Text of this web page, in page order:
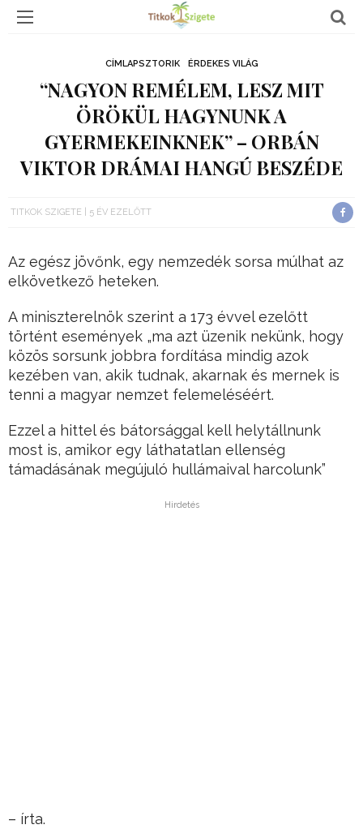
CÍMLAPSZTORIK ÉRDEKES VILÁG
“NAGYON REMÉLEM, LESZ MIT
ÖRÖKÜL HAGYNUNK A
GYERMEKEINKNEK” – ORBÁN
VIKTOR DRÁMAI HANGÚ BESZÉDE
TITKOK SZIGETE 5 ÉV EZELŐTT
Az egész jövőnk, egy nemzedék sorsa múlhat az
elkövetkező heteken.
A miniszterelnök szerint a 173 évvel ezelőtt
történt események „ma azt üzenik nekünk, hogy
közös sorsunk jobbra fordítása mindig azok
kezében van, akik tudnak, akarnak és mernek is
tenni a magyar nemzet felemeléséért.
Ezzel a hittel és bátorsággal kell helytállnunk
most is, amikor egy láthatatlan ellenség
támadásának megújuló hullámaival harcolunk”
Hirdetés
– írta.